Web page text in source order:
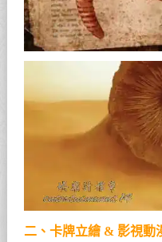
二、卡牌立繪 & 影視動